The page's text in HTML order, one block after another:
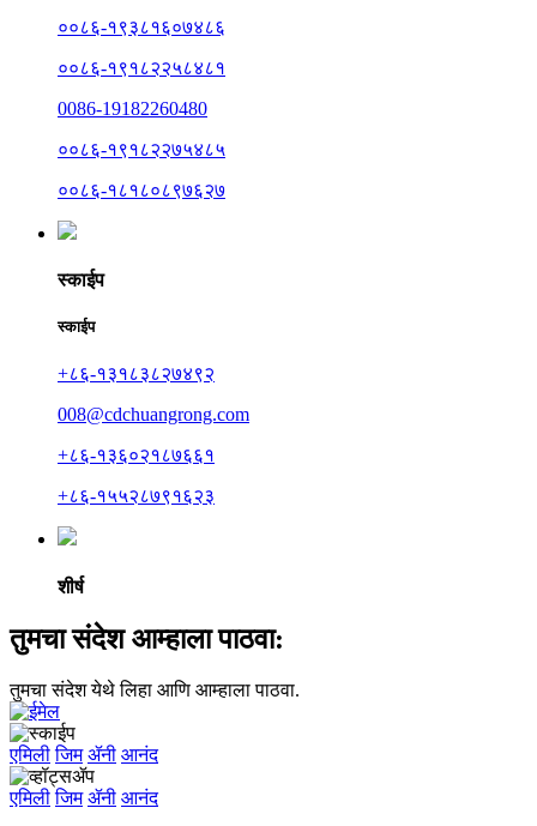
००८६-१९३८१६०७४८६
००८६-१९१८२२५८४८१
0086-19182260480
००८६-१९१८२२७५४८५
००८६-१८१८०८९७६२७
स्काईप
स्काईप
+८६-१३१८३८२७४९२
008@cdchuangrong.com
+८६-१३६०२१८७६६१
+८६-१५५२८७९१६२३
शीर्ष
तुमचा संदेश आम्हाला पाठवा:
तुमचा संदेश येथे लिहा आणि आम्हाला पाठवा.
एमिली जिम ॲनी आनंद
एमिली जिम ॲनी आनंद